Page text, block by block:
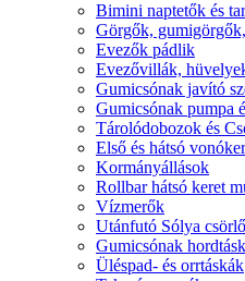
Bimini naptetők és
Görgők,
Evezők pádlik
Evezővillák,
Gumicsónak javító
Gumicsónak pumpa
Tárolódobozok és
Első és hátsó
Kormányállások
Rollbar hátsó keret
Vízmerők
Utánfutó Sólya
Gumicsónak
Üléspad- és orrtáskák